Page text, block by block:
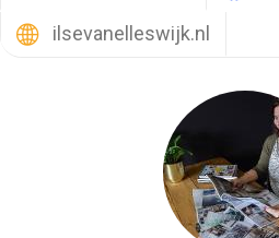
ilsevanelleswijk.nl